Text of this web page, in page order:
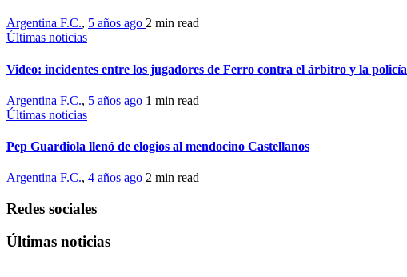
Argentina F.C., 5 años ago 2 min read
Últimas noticias
Video: incidentes entre los jugadores de Ferro contra el árbitro y la policía
Argentina F.C., 5 años ago 1 min read
Últimas noticias
Pep Guardiola llenó de elogios al mendocino Castellanos
Argentina F.C., 4 años ago 2 min read
Redes sociales
Últimas noticias